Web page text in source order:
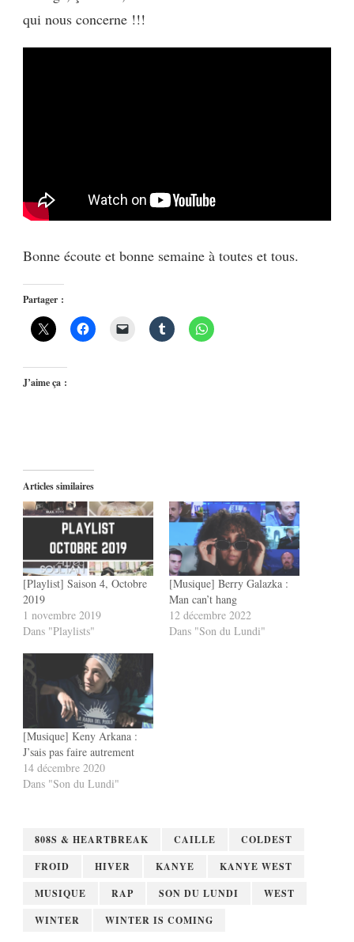
qui nous concerne !!!
Bonne écoute et bonne semaine à toutes et tous.
Partager :
J’aime ça :
Articles similaires
[Playlist] Saison 4, Octobre
2019
1 novembre 2019
Dans "Playlists"
[Musique] Berry Galazka :
Man can’t hang
12 décembre 2022
Dans "Son du Lundi"
[Musique] Keny Arkana :
J’sais pas faire autrement
14 décembre 2020
Dans "Son du Lundi"
808S & HEARTBREAK CAILLE
COLDEST
FROID
HIVER KANYE
KANYE WEST
MUSIQUE
RAP SON DU LUNDI
WEST
WINTER
WINTER IS COMING